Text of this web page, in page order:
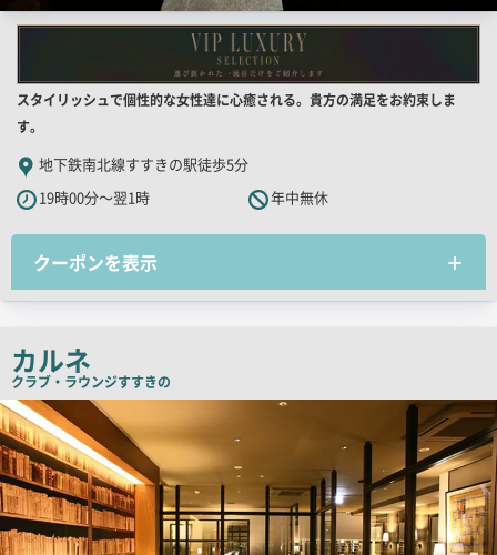
店
舗
PR
キ
ャ
ッ
コ
スタイリッシュで個性的な女性達に心癒される。貴方の満足をお約束しま
す。
地下鉄南北線すすきの駅徒歩5分
19時00分～翌1時
年中無休
クーポンを表示
カルネ
クラブ・ラウンジすすきの
検
索
結
果
一
覧
用
画
像